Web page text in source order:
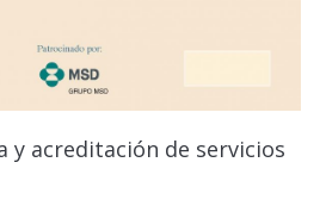
y acreditación de servicios